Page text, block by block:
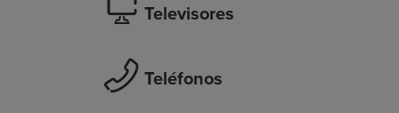
Televisores
Teléfonos